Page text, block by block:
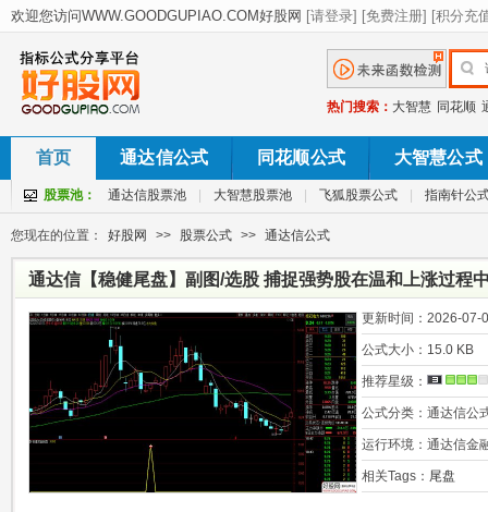
热门搜索： 大智慧 同花顺
首页 通达信公式 同花顺公式 大智慧公式
股票池： 通达信股票池 大智慧股票池 飞狐股票公式 指南针公
您现在的位置： 好股网 >> 股票公式 >> 通达信公式
通达信【稳健尾盘】副图/选股 捕捉强势股在温和上涨过程
码
更新时间： 2026-07-
公式大小： 15.0 KB
推荐星级：
公式分类： 通达信公
运行环境： 通达信金
相关Tags： 尾盘